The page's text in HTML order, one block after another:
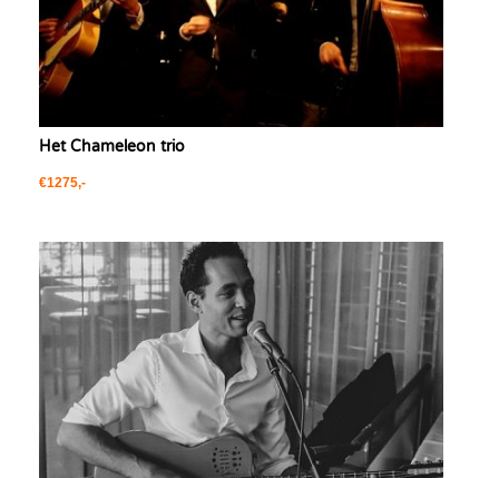
Het Chameleon trio
€1275,-